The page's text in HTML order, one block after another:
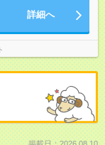
詳細へ